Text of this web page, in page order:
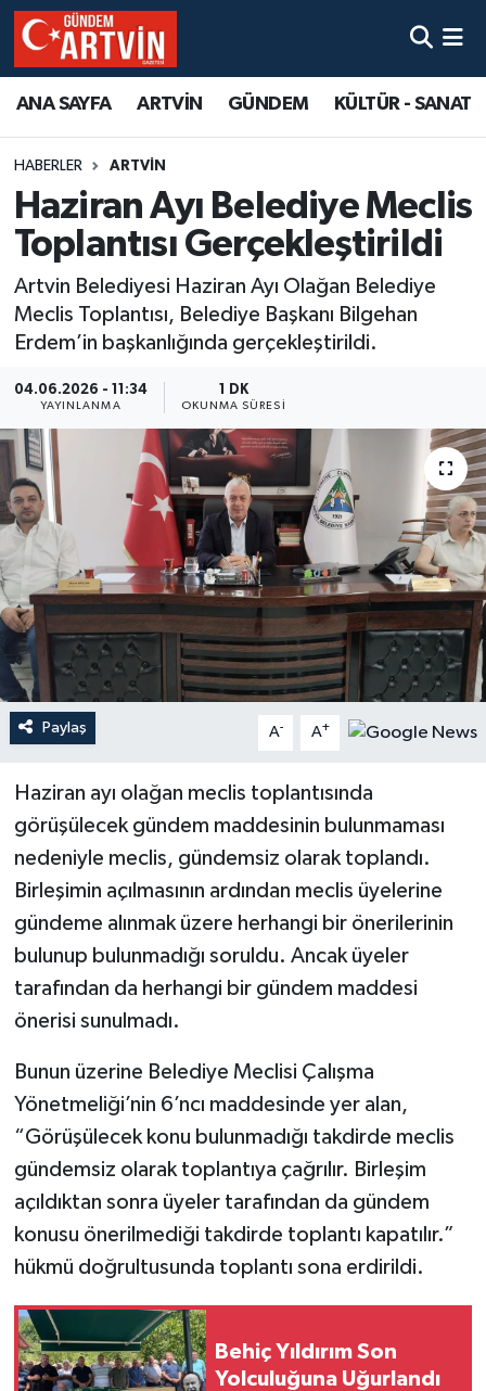
ANA SAYFA ARTVİN GÜNDEM KÜLTÜR - SANAT
HABERLER ARTVİN
Haziran Ayı Belediye Meclis
Toplantısı Gerçekleştirildi
Artvin Belediyesi Haziran Ayı Olağan Belediye
Meclis Toplantısı, Belediye Başkanı Bilgehan
Erdem’in başkanlığında gerçekleştirildi.
04.06.2026 - 11:34
YAYINLANMA
1 DK
OKUNMA SÜRESI
Paylaş A- A+
Haziran ayı olağan meclis toplantısında
görüşülecek gündem maddesinin bulunmaması
nedeniyle meclis, gündemsiz olarak toplandı.
Birleşimin açılmasının ardından meclis üyelerine
gündeme alınmak üzere herhangi bir önerilerinin
bulunup bulunmadığı soruldu. Ancak üyeler
tarafından da herhangi bir gündem maddesi
önerisi sunulmadı.
Bunun üzerine Belediye Meclisi Çalışma
Yönetmeliği’nin 6’ncı maddesinde yer alan,
“Görüşülecek konu bulunmadığı takdirde meclis
gündemsiz olarak toplantıya çağrılır. Birleşim
açıldıktan sonra üyeler tarafından da gündem
konusu önerilmediği takdirde toplantı kapatılır.”
hükmü doğrultusunda toplantı sona erdirildi.
Behiç Yıldırım Son
Yolculuğuna Uğurlandı